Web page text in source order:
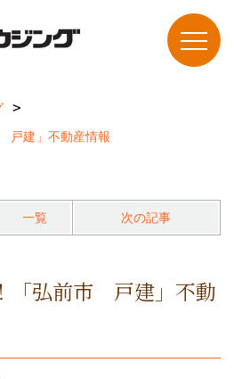
戸建」不動産情報
一覧 次の記事
「弘前市 戸建」不動